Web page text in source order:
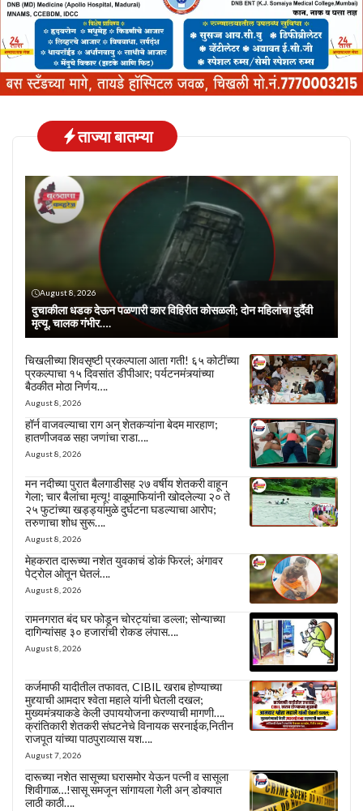
ताज्या बातम्या
August 8, 2026
दुचाकीला धडक देऊन पळणारी कार विहिरीत कोसळली; दोन महिलांचा दुर्दैवी
मृत्यू, चालक गंभीर….
चिखलीच्या शिवसृष्टी प्रकल्पाला आता गती! ६५ कोटींच्या
प्रकल्पाचा १५ दिवसांत डीपीआर; पर्यटनमंत्र्यांच्या
बैठकीत मोठा निर्णय….
August 8, 2026
हॉर्न वाजवल्याचा राग अन् शेतकऱ्यांना बेदम मारहाण;
हातणीजवळ सहा जणांचा राडा….
August 8, 2026
मन नदीच्या पुरात बैलगाडीसह २७ वर्षीय शेतकरी वाहून
गेला; चार बैलांचा मृत्यू! वाळूमाफियांनी खोदलेल्या २० ते
२५ फुटांच्या खड्ड्यांमुळे दुर्घटना घडल्याचा आरोप;
तरुणाचा शोध सुरू….
August 8, 2026
मेहकरात दारूच्या नशेत युवकाचं डोकं फिरलं; अंगावर
पेट्रोल ओतून घेतलं….
August 8, 2026
रामनगरात बंद घर फोडून चोरट्यांचा डल्ला; सोन्याच्या
दागिन्यांसह ३० हजारांची रोकड लंपास….
August 8, 2026
कर्जमाफी यादीतील तफावत, CIBIL खराब होण्याच्या
मुद्द्याची आमदार श्वेता महाले यांनी घेतली दखल;
मुख्यमंत्र्याकडे केली उपाययोजना करण्याची मागणी….
क्रांतिकारी शेतकरी संघटनेचे विनायक सरनाईक,नितीन
राजपूत यांच्या पाठपुराव्यास यश….
August 7, 2026
दारूच्या नशेत सासूच्या घरासमोर येऊन पत्नी व सासूला
शिवीगाळ…!सासू समजून सांगायला गेली अन् डोक्यात
लाठी काठी….